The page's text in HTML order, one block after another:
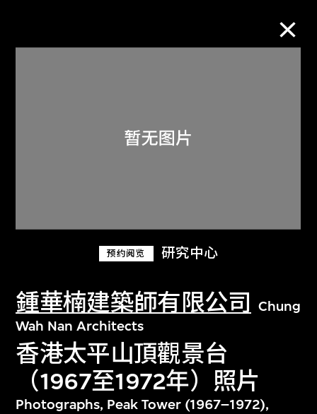
预约阅览 研究中心
鍾華楠建築師有限公司
Chung
Wah Nan Architects
香港太平山頂觀景台
（1967至1972年）照片
Photographs, Peak Tower (1967–1972),
关于M+藏品
探索世界顶级的二十及二十一世纪视觉
文化藏品。